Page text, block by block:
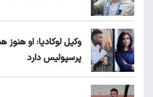
وکیل لوکادیا: او
پرسپولیس دارد